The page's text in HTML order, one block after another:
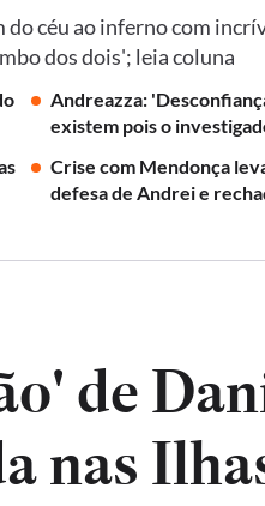
céu ao inferno com
dos dois'; leia coluna
Andreazza:
existem pois o
Crise com Mendonça
defesa de Andrei e
de
nas